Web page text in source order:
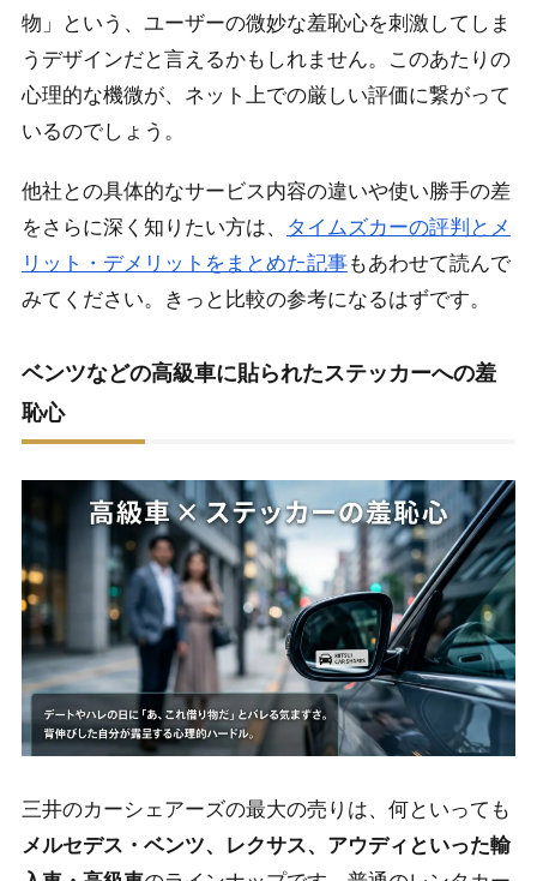
物」という、ユーザーの微妙な羞恥心を刺激してしま
うデザインだと言えるかもしれません。このあたりの
心理的な機微が、ネット上での厳しい評価に繋がって
いるのでしょう。
他社との具体的なサービス内容の違いや使い勝手の差
をさらに深く知りたい方は、
タイムズカーの評判とメ
リット・デメリットをまとめた記事もあわせて読んで
みてください。きっと比較の参考になるはずです。
ベンツなどの高級車に貼られたステッカーへの羞
恥心
三井のカーシェアーズの最大の売りは、何といっても
メルセデス・ベンツ、レクサス、アウディといった輸